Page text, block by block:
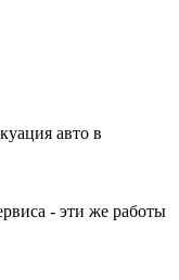
авто в
- эти же работы